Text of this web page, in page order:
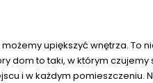
upiększyć wnętrza. To
to taki, w którym czujemy
i w każdym pomieszczeniu.